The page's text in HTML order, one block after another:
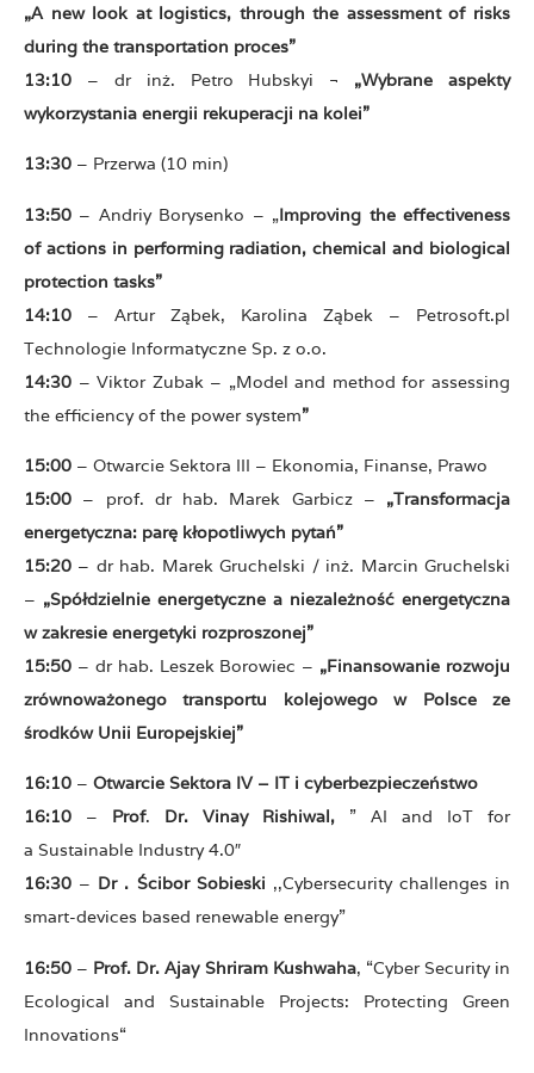
„A new look at logistics, through the assessment of risks
during the transportation proces”
13:10 – dr inż. Petro Hubskyi ¬ „Wybrane aspekty
wykorzystania energii rekuperacji na kolei”
13:30 – Przerwa (10 min)
13:50 – Andriy Borysenko – „Improving the effectiveness
of actions in performing radiation, chemical and biological
protection tasks”
14:10 – Artur Ząbek, Karolina Ząbek – Petrosoft.pl
Technologie Informatyczne Sp. z o.o.
14:30 – Viktor Zubak – „Model and method for assessing
the efficiency of the power system”
15:00 – Otwarcie Sektora III – Ekonomia, Finanse, Prawo
15:00 – prof. dr hab. Marek Garbicz – „Transformacja
energetyczna: parę kłopotliwych pytań”
15:20 – dr hab. Marek Gruchelski / inż. Marcin Gruchelski
– „Spółdzielnie energetyczne a niezależność energetyczna
w zakresie energetyki rozproszonej”
15:50 – dr hab. Leszek Borowiec – „Finansowanie rozwoju
zrównoważonego transportu kolejowego w Polsce ze
środków Unii Europejskiej”
16:10 – Otwarcie Sektora IV – IT i cyberbezpieczeństwo
16:10 – Prof. Dr. Vinay Rishiwal, ” AI and IoT for
a Sustainable Industry 4.0″
16:30 – Dr . Ścibor Sobieski ,,Cybersecurity challenges in
smart-devices based renewable energy”
16:50 – Prof. Dr. Ajay Shriram Kushwaha, “Cyber Security in
Ecological and Sustainable Projects: Protecting Green
Innovations“